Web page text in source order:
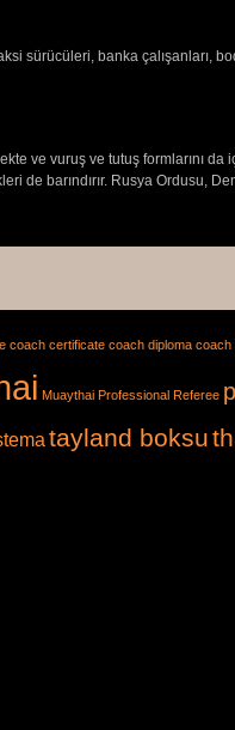
sürücüleri, banka çalışanları,
ve vuruş ve tutuş formlarını
de barındırır. Rusya Ordusu,
coach certificate coach diploma coach
Muaythai Professional Referee
tayland boksu